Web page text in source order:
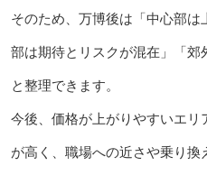
そのため、万博後は「中心部
部は期待とリスクが混在」「郊
と整理できます。
今後、価格が上がりやすいエ
が高く、職場への近さや乗り